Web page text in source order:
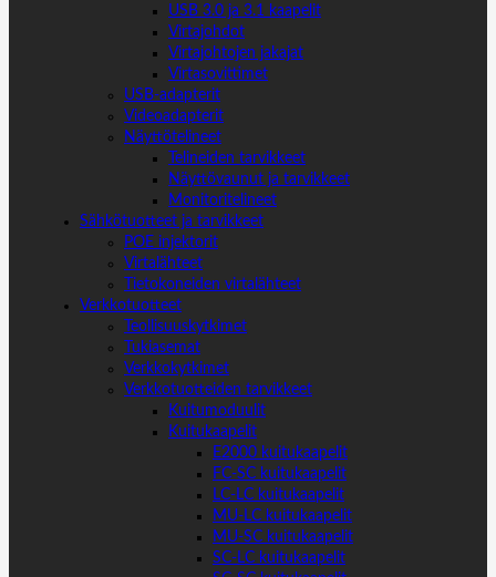
USB 3.0 ja 3.1 kaapelit
Virtajohdot
Virtajohtojen jakajat
Virtasovittimet
USB-adapterit
Videoadapterit
Näyttötelineet
Telineiden tarvikkeet
Näyttövaunut ja tarvikkeet
Monitoritelineet
Sähkötuotteet ja tarvikkeet
POE injektorit
Virtalähteet
Tietokoneiden virtalähteet
Verkkotuotteet
Teollisuuskytkimet
Tukiasemat
Verkkokytkimet
Verkkotuotteiden tarvikkeet
Kuitumoduulit
Kuitukaapelit
E2000 kuitukaapelit
FC-SC kuitukaapelit
LC-LC kuitukaapelit
MU-LC kuitukaapelit
MU-SC kuitukaapelit
SC-LC kuitukaapelit